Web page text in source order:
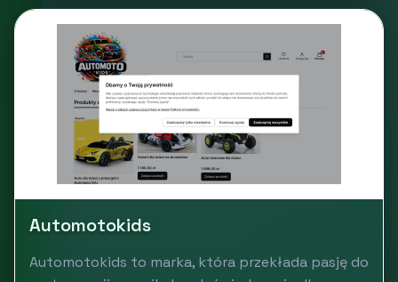
Automotokids
Automotokids to marka, która przekłada pasję do